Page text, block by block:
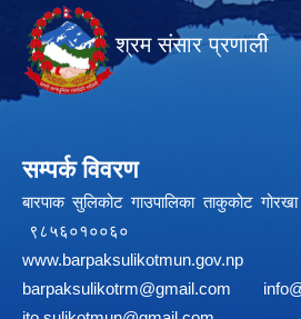
श्रम संसार प्रणाली
सम्पर्क विवरण
बारपाक सुलिकोट गाउपालिका
www.barpaksulikotmun.gov.np
barpaksulikotrm@gmail.com